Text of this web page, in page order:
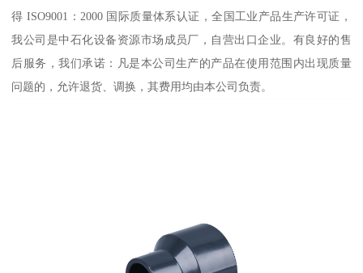
得 ISO9001：2000 国际质量体系认证，全国工业产品生产许可证，
我公司是中石化设备资源市场成员厂，自营出口企业。有良好的售
后服务，我们承诺：凡是本公司生产的产品在使用范围内出现质量
问题的，允许退货、调换，其费用均由本公司负责。